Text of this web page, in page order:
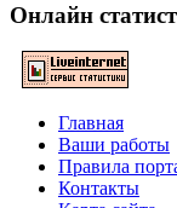
Онлайн
Главная
Ваши работы
Правила
Контакты